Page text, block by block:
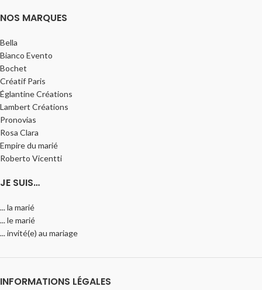
NOS MARQUES
Bella
Bianco Evento
Bochet
Créatif Paris
Églantine Créations
Lambert Créations
Pronovias
Rosa Clara
Empire du marié
Roberto Vicentti
JE SUIS…
... la marié
... le marié
... invité(e) au mariage
INFORMATIONS LÉGALES